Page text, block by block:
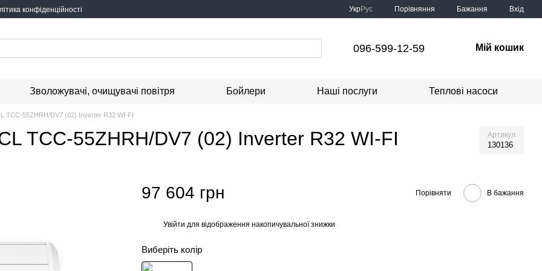
конфіденційності УкрРус Порівняння Бажання Вхід
096-599-12-59 Мій кошик
Зволожувачі, очищувачі повітря Бойлери Наші послуги Теплові насоси
TCC-55ZHRH/DV7 (02) Inverter R32 WI-FI
TCC-55ZHRH/DV7 (02) Inverter R32 WI-FI Артикул
130136
97 604 грн Порівняти В бажання
Увійти для відображення накопичувальної знижки
Виберіть колір